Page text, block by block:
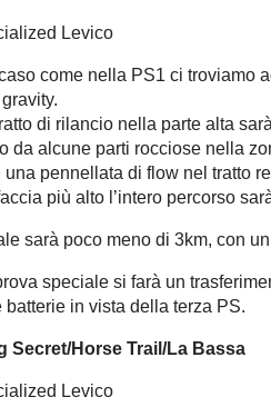
come nella PS1 ci troviamo
di rilancio nella parte alta
da alcune parti rocciose nella
pennellata di flow nel tratto
più alto l’intero percorso
sarà poco meno di 3km, con
speciale si farà un
batterie in vista della terza PS.
Secret/Horse Trail/La Bassa